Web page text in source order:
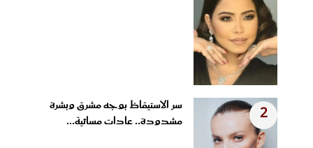
2
سر الاستيقاظ بوجه مشرق وبشرة
مشدودة.. عادات مسائية...